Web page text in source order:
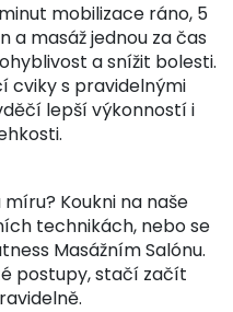
mobilizace ráno, 5
masáž jednou za čas
a snížit bolesti.
cviky s pravidelnými
lepší výkonností i
Koukni na naše
technikách, nebo se
Masážním Salónu.
postupy, stačí začít